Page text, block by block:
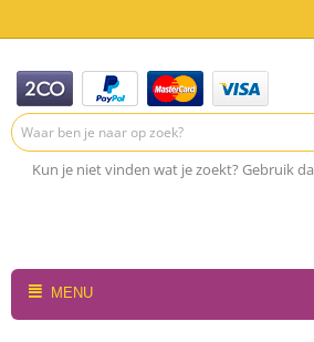
Kun je niet vinden wat je zoekt? Gebruik
MENU